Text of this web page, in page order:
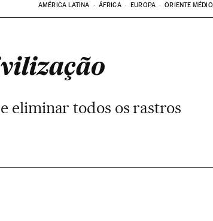
AMÉRICA LATINA ÁFRICA EUROPA ORIENTE MÉDIO
eliminar todos os rastros